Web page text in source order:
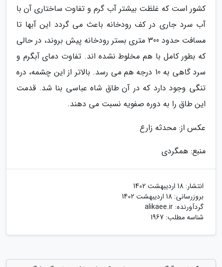
کشور است که غلظت بیشتر آب گرم و تفاوت ساختاری آن با
آب سرد جاری در کف رودخانه باعث می گردد این آبها تا
مسافت حدود 300 متری بستر رودخانه پیش بروند، در حالی
که بطور کامل با هم مخلوط نشده اند. تفاوت دمای آبگرم و
سرد گاهی به 10 درجه هم می رسد. بالاتر از این چشمه، دره
تنگی وجود دارد که در آن طاق شاه عباسی بنا شد. قدمت
این طاق را به دوره صفویه نسبت می دهند.
عکس از: محدثه زارع
منبع: همگردی
انتشار: 18 اردیبهشت 1402
بروزرسانی: 18 اردیبهشت 1402
گردآورنده: alikaee.ir
شناسه مطلب: 1967